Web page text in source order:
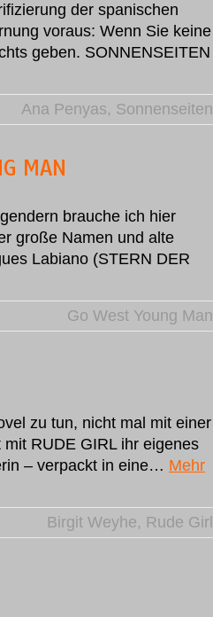
der spanischen
voraus: Wenn Sie keine
geben. SONNENSEITEN
Ana Penyas, Sonnenseiten
MAN
brauche ich hier
große Namen und alte
Labiano (STERN DER
Go West Young Man
zu tun, nicht mal mit einer
RUDE GIRL ihr eigenes
– verpackt in eine… Mehr
Birgit Weyhe, Rude Girl